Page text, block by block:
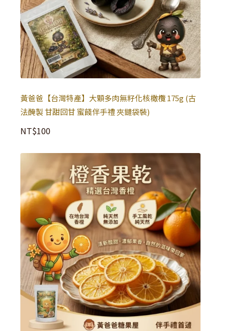
黃爸爸【台灣特產】大顆多肉無籽化核橄欖 175g (古
法醃製 甘甜回甘 蜜餞伴手禮 夾鏈袋裝)
NT$100